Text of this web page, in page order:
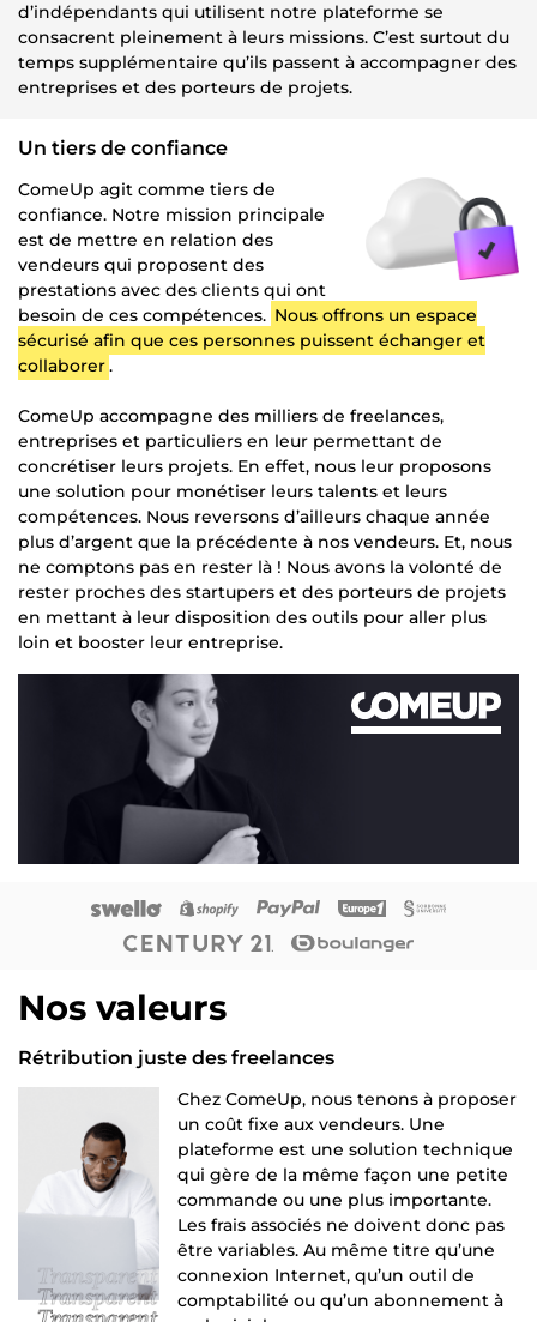
d’indépendants qui utilisent notre plateforme se
consacrent pleinement à leurs missions. C’est surtout du
temps supplémentaire qu’ils passent à accompagner des
entreprises et des porteurs de projets.
Un tiers de confiance
ComeUp agit comme tiers de
confiance. Notre mission principale
est de mettre en relation des
vendeurs qui proposent des
prestations avec des clients qui ont
besoin de ces compétences. Nous offrons un espace
sécurisé afin que ces personnes puissent échanger et
collaborer.
ComeUp accompagne des milliers de freelances,
entreprises et particuliers en leur permettant de
concrétiser leurs projets. En effet, nous leur proposons
une solution pour monétiser leurs talents et leurs
compétences. Nous reversons d’ailleurs chaque année
plus d’argent que la précédente à nos vendeurs. Et, nous
ne comptons pas en rester là ! Nous avons la volonté de
rester proches des startupers et des porteurs de projets
en mettant à leur disposition des outils pour aller plus
loin et booster leur entreprise.
Nos valeurs
Rétribution juste des freelances
Chez ComeUp, nous tenons à proposer
un coût fixe aux vendeurs. Une
plateforme est une solution technique
qui gère de la même façon une petite
commande ou une plus importante.
Les frais associés ne doivent donc pas
être variables. Au même titre qu’une
connexion Internet, qu’un outil de
comptabilité ou qu’un abonnement à